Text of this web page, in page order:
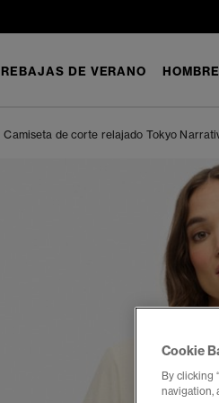
REBAJAS DE VERANO
Camiseta de corte relajado Tokyo
Cookie
By clicking
navigation,